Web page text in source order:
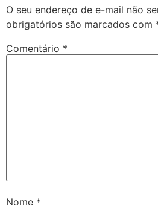
O seu endereço de e-mail não
obrigatórios são marcados com
Comentário *
Nome *